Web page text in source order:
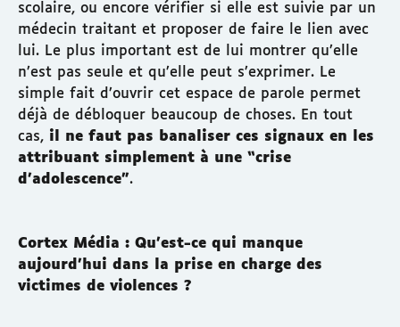
scolaire, ou encore vérifier si elle est suivie par un
médecin traitant et proposer de faire le lien avec
lui. Le plus important est de lui montrer qu’elle
n’est pas seule et qu’elle peut s’exprimer. Le
simple fait d’ouvrir cet espace de parole permet
déjà de débloquer beaucoup de choses. En tout
cas, il ne faut pas banaliser ces signaux en les
attribuant simplement à une “crise
d’adolescence”.
Cortex Média : Qu’est-ce qui manque
aujourd’hui dans la prise en charge des
victimes de violences ?